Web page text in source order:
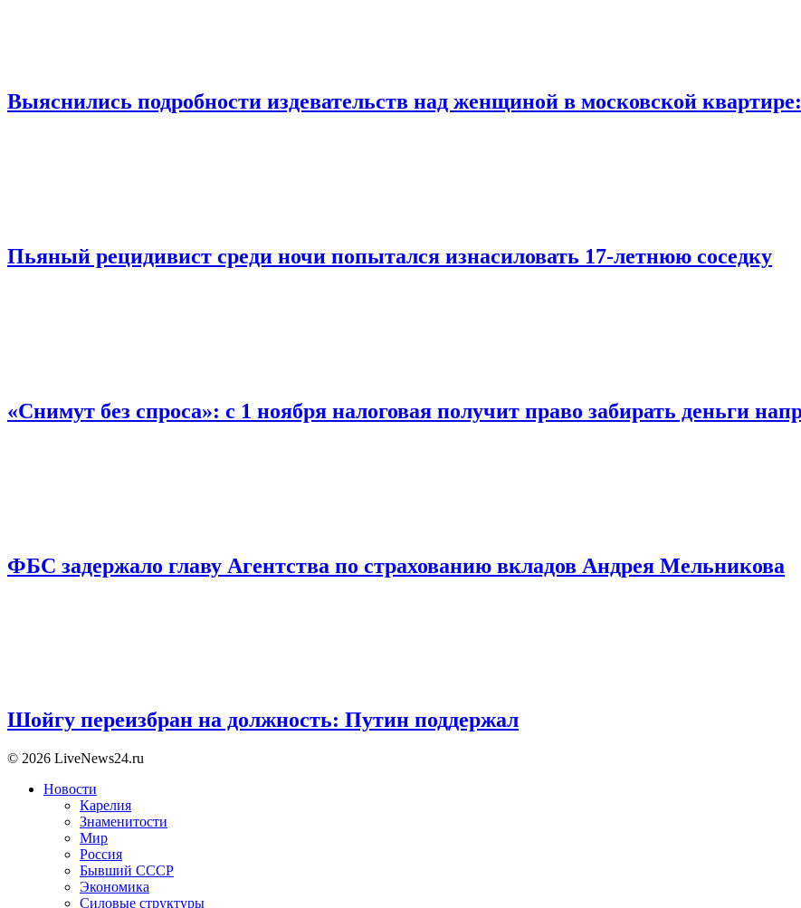
Выяснились подробности издевательств над женщиной в московской
Пьяный рецидивист среди ночи попытался изнасиловать 17-летнюю соседку
«Снимут без спроса»: с 1 ноября налоговая получит право забирать деньги
ФБС задержало главу Агентства по страхованию вкладов Андрея Мельникова
Шойгу переизбран на должность: Путин поддержал
© 2026 LiveNews24.ru
Новости
Карелия
Знаменитости
Мир
Россия
Бывший СССР
Экономика
Силовые структуры